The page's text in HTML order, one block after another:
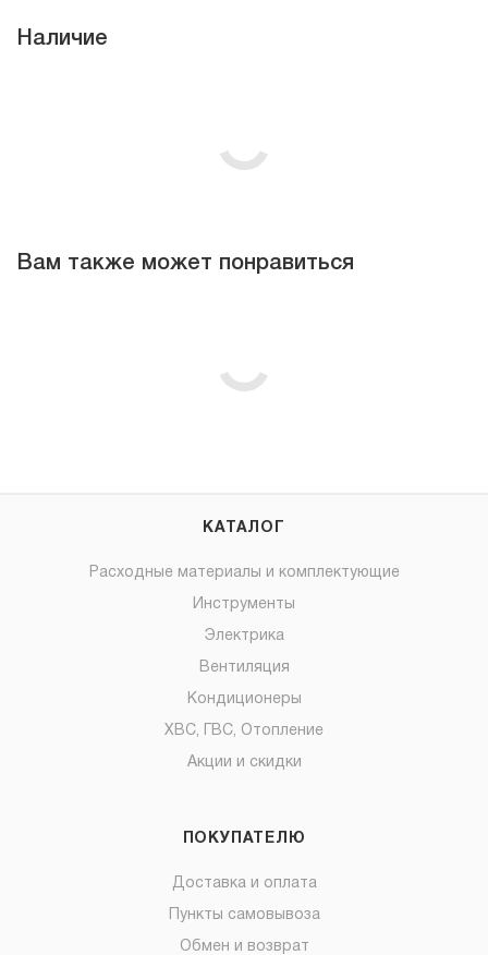
Наличие
Вам также может понравиться
КАТАЛОГ
Расходные материалы и комплектующие
Инструменты
Электрика
Вентиляция
Кондиционеры
ХВС, ГВС, Отопление
Акции и скидки
ПОКУПАТЕЛЮ
Доставка и оплата
Пункты самовывоза
Обмен и возврат